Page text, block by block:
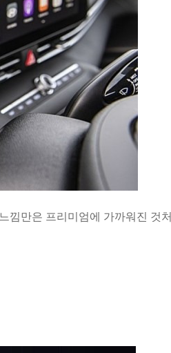
느낌만은 프리미엄에 가까워진 것처